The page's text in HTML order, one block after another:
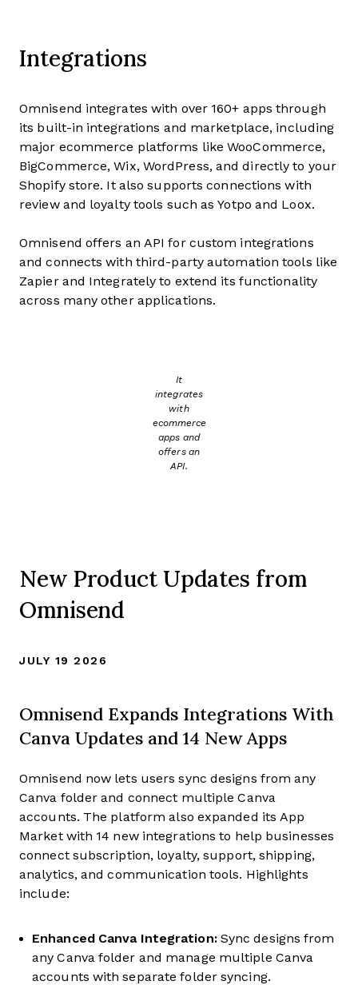
Integrations
Omnisend integrates with over 160+ apps through
its built-in integrations and marketplace, including
major ecommerce platforms like WooCommerce,
BigCommerce, Wix, WordPress, and directly to your
Shopify store. It also supports connections with
review and loyalty tools such as Yotpo and Loox.
Omnisend offers an API for custom integrations
and connects with third-party automation tools like
Zapier and Integrately to extend its functionality
across many other applications.
It
integrates
with
ecommerce
apps and
offers an
API.
New Product Updates from
Omnisend
JULY 19 2026
Omnisend Expands Integrations With
Canva Updates and 14 New Apps
Omnisend now lets users sync designs from any
Canva folder and connect multiple Canva
accounts. The platform also expanded its App
Market with 14 new integrations to help businesses
connect subscription, loyalty, support, shipping,
analytics, and communication tools. Highlights
include:
Enhanced Canva Integration:Sync designs from
any Canva folder and manage multiple Canva
accounts with separate folder syncing.